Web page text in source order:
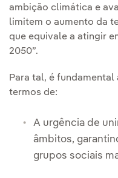
ambição climática e
limitem o aumento da
que equivale a atingir
2050”.
Para tal, é
termos de:
A urgência de
âmbitos,
grupos sociais